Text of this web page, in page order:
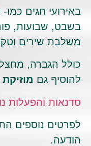
באירועי חגים
בשבט, שבועות,
משלבת שירים
כולל הגברה,
להוסיף גם
סדנאות והפעלות
לפרטים נוספים
הודעה.